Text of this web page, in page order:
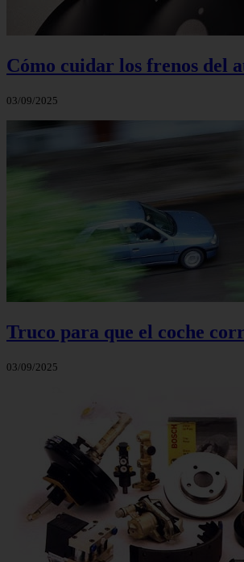
Cómo cuidar los frenos del
03/09/2025
Truco para que el coche
03/09/2025